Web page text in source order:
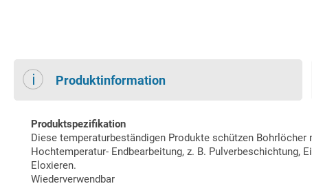
Produktinformation
Produktspezifikation
Diese temperaturbeständigen Produkte schützen
Hochtemperatur- Endbearbeitung, z. B. Pulverbeschichtung,
Eloxieren.
Wiederverwendbar